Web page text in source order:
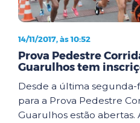
14/11/2017, às 10:52
Prova Pedestre
Guarulhos tem
Desde a última segunda-
para a Prova Pedestre
Guarulhos estão abertas.